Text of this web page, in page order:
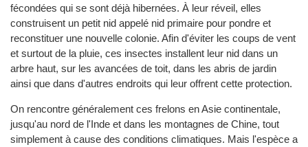
fécondées qui se sont déjà hibernées. À leur réveil, elles
construisent un petit nid appelé nid primaire pour pondre et
reconstituer une nouvelle colonie. Afin d'éviter les coups de vent
et surtout de la pluie, ces insectes installent leur nid dans un
arbre haut, sur les avancées de toit, dans les abris de jardin
ainsi que dans d'autres endroits qui leur offrent cette protection.
On rencontre généralement ces frelons en Asie continentale,
jusqu'au nord de l'Inde et dans les montagnes de Chine, tout
simplement à cause des conditions climatiques. Mais l'espèce a